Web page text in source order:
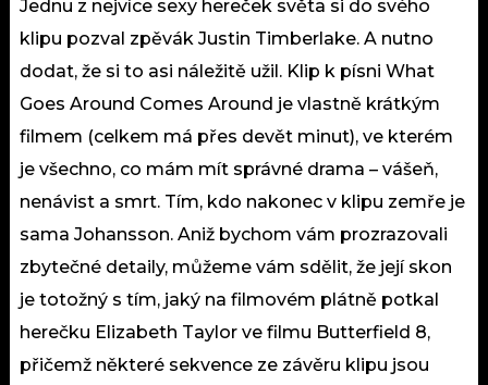
Jednu z nejvíce sexy hereček světa si do svého
klipu pozval zpěvák Justin Timberlake. A nutno
dodat, že si to asi náležitě užil. Klip k písni What
Goes Around Comes Around je vlastně krátkým
filmem (celkem má přes devět minut), ve kterém
je všechno, co mám mít správné drama – vášeň,
nenávist a smrt. Tím, kdo nakonec v klipu zemře je
sama Johansson. Aniž bychom vám prozrazovali
zbytečné detaily, můžeme vám sdělit, že její skon
je totožný s tím, jaký na filmovém plátně potkal
herečku Elizabeth Taylor ve filmu Butterfield 8,
přičemž některé sekvence ze závěru klipu jsou